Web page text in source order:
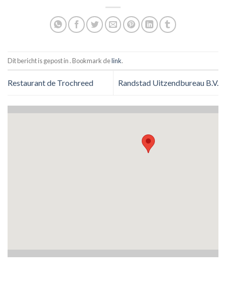
Dit bericht is gepost in . Bookmark delink.
Restaurant de Trochreed Randstad Uitzendbureau B.V.